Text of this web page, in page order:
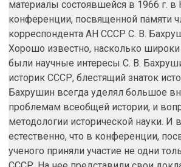
материалы состоявшейся в 1966 г. в
конференции, посвященной памяти
корреспондента АН СССР С. В.
Хорошо известно, насколько широки
были научные интересы С. В.
историк СССР, блестящий знаток
Бахрушин всегда уделял большое
проблемам всеобщей истории, и
методологии исторической науки. И
естественно, что в конференции,
ученого приняли участие не одни